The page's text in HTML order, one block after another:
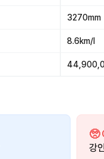
3270mm
8.6km/l
🥺
강